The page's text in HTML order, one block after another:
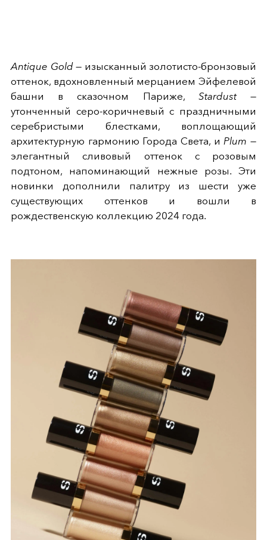
Antique Gold— изысканный золотисто-бронзовый
оттенок, вдохновленный мерцанием Эйфелевой
башни в сказочном Париже, Stardust—
утонченный серо-коричневый с праздничными
серебристыми блестками, воплощающий
архитектурную гармонию Города Света, и Plum —
элегантный сливовый оттенок с розовым
подтоном, напоминающий нежные розы. Эти
новинки дополнили палитру из шести уже
существующих оттенков и вошли в
рождественскую коллекцию 2024 года.